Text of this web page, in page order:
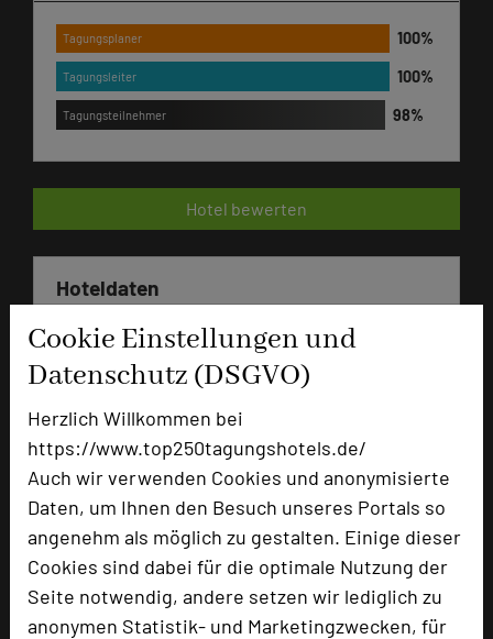
Cookie Einstellungen und
Datenschutz (DSGVO)
Herzlich Willkommen bei
https://www.top250tagungshotels.de/
Auch wir verwenden Cookies und anonymisierte
Daten, um Ihnen den Besuch unseres Portals so
angenehm als möglich zu gestalten. Einige dieser
Cookies sind dabei für die optimale Nutzung der
Seite notwendig, andere setzen wir lediglich zu
anonymen Statistik- und Marketingzwecken, für
Tagungsplaner
Tagungsleiter
Tagungsteilnehmer
Hotel bewerten
Hoteldaten
Max. Tagungskapazität (Personen)
U-Form
Parlamentarisch
Tagungsräume
Ausstellungsfläche 200 qm
Zimmer
80
Doppelzimmer
55
Einzelzimmer
25